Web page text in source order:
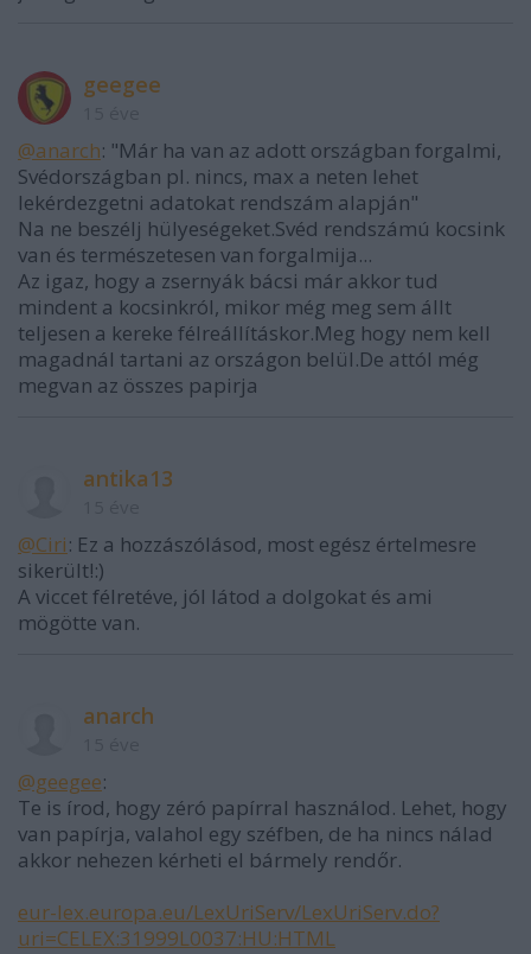
geegee
@anarch: "Már ha van az adott országban forgalmi,
Svédországban pl. nincs, max a neten lehet
lekérdezgetni adatokat rendszám alapján"
Na ne beszélj hülyeségeket.Svéd rendszámú kocsink
van és természetesen van forgalmija...
Az igaz, hogy a zsernyák bácsi már akkor tud
mindent a kocsinkról, mikor még meg sem állt
teljesen a kereke félreállításkor.Meg hogy nem kell
magadnál tartani az országon belül.De attól még
megvan az összes papirja
antika13
@Ciri: Ez a hozzászólásod, most egész értelmesre
sikerült!:)
A viccet félretéve, jól látod a dolgokat és ami
mögötte van.
anarch
@geegee:
Te is írod, hogy zéró papírral használod. Lehet, hogy
van papírja, valahol egy széfben, de ha nincs nálad
akkor nehezen kérheti el bármely rendőr.
eur-lex.europa.eu/LexUriServ/LexUriServ.do?
uri=CELEX:31999L0037:HU:HTML